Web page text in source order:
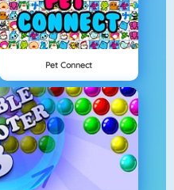
Pet Connect